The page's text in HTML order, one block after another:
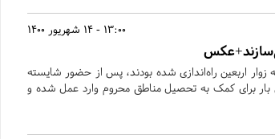
13:00 - 14 شهریور 1400
اربعین راه‌اندازی شده بودند، پس از حضور شایسته
بار برای کمک به تحصیل مناطق محروم وارد عمل شده و